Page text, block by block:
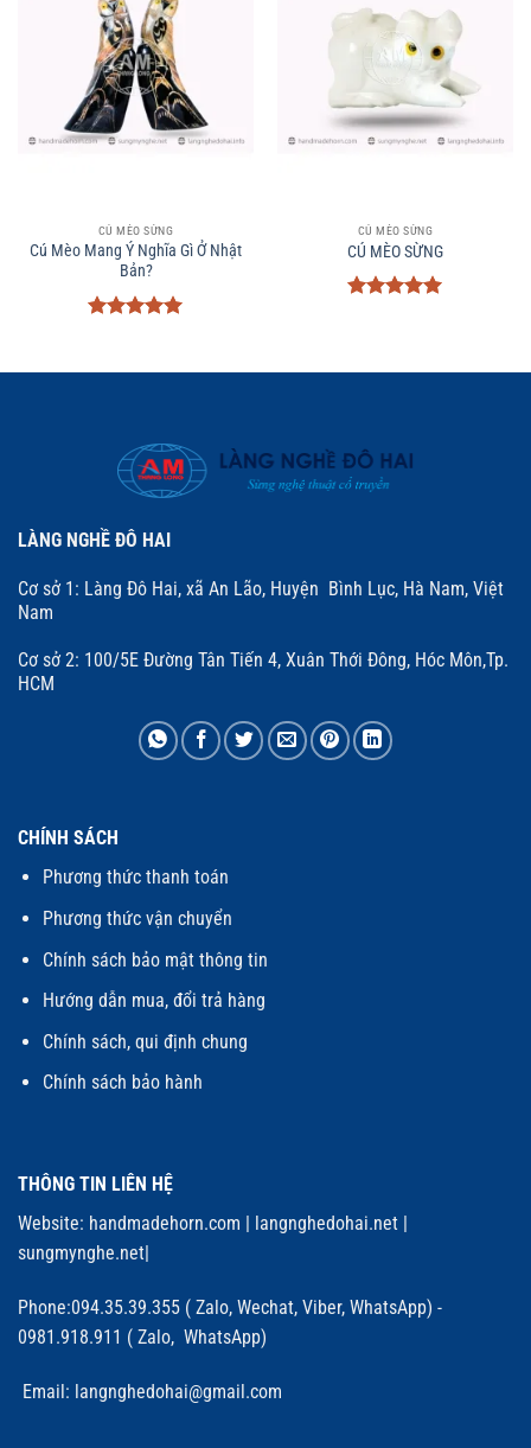
CÚ MÈO SỪNG
Cú Mèo Mang Ý Nghĩa Gì Ở Nhật
Bản?
sao
CÚ MÈO SỪNG
CÚ MÈO SỪNG
LÀNG NGHỀ ĐÔ HAI
Cơ sở 1: Làng Đô Hai, xã An Lão, Huyện Bình Lục, Hà Nam, Việt
Nam
Cơ sở 2: 100/5E Đường Tân Tiến 4, Xuân Thới Đông, Hóc Môn,Tp.
HCM
CHÍNH SÁCH
Phương thức thanh toán
Phương thức vận chuyển
Chính sách bảo mật thông tin
Hướng dẫn mua, đổi trả hàng
Chính sách, qui định chung
Chính sách bảo hành
THÔNG TIN LIÊN HỆ
Website: handmadehorn.com | langnghedohai.net |
sungmynghe.net|
Phone:094.35.39.355 ( Zalo, Wechat, Viber, WhatsApp) -
0981.918.911 ( Zalo, WhatsApp)
Email: langnghedohai@gmail.com